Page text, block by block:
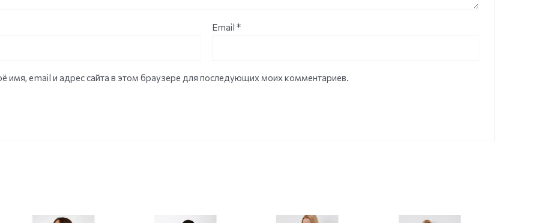
Email*
имя, email и адрес сайта в этом браузере для последующих моих комментариев.